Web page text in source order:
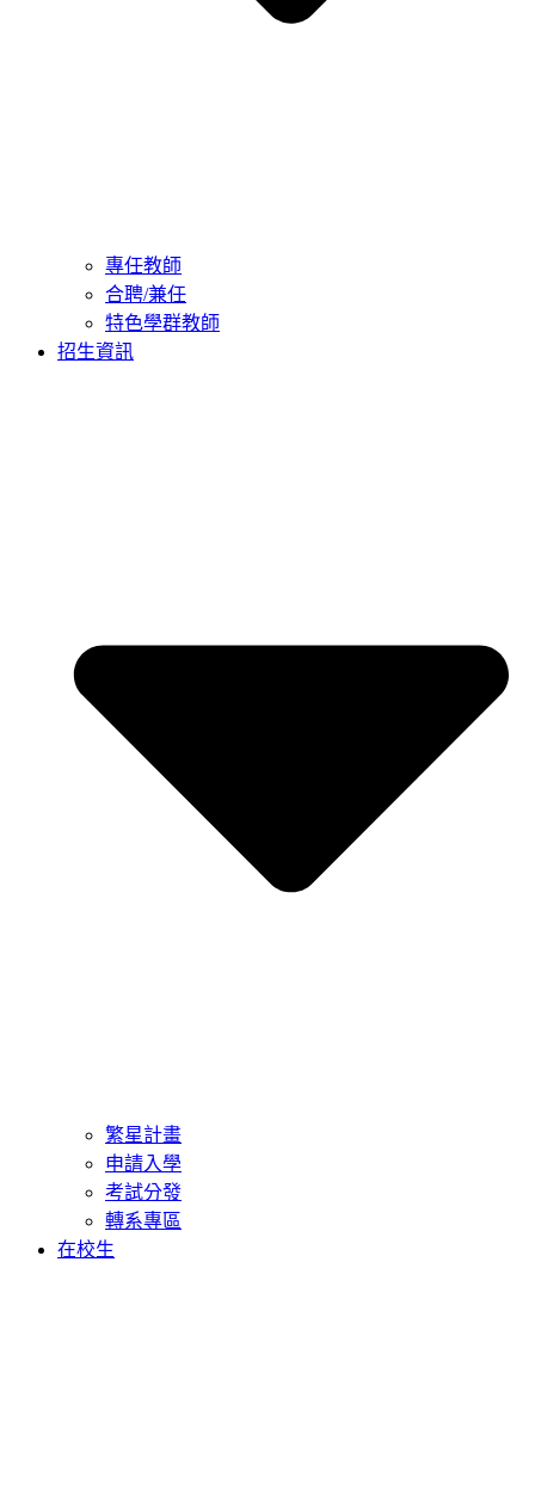
專任教師
合聘/兼任
特色學群教師
招生資訊
繁星計畫
申請入學
考試分發
轉系專區
在校生